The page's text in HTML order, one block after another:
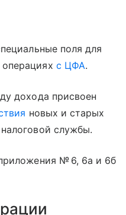
поля для
с ЦФА.
дохода присвоен
новых и старых
службы.
№ 6, 6а и 6б